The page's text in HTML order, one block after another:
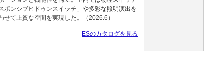
ポンシブヒドゥンスイッチ」や多彩な照明演出を
せて上質な空間を実現した。（2026.6）
ESのカタログを見る